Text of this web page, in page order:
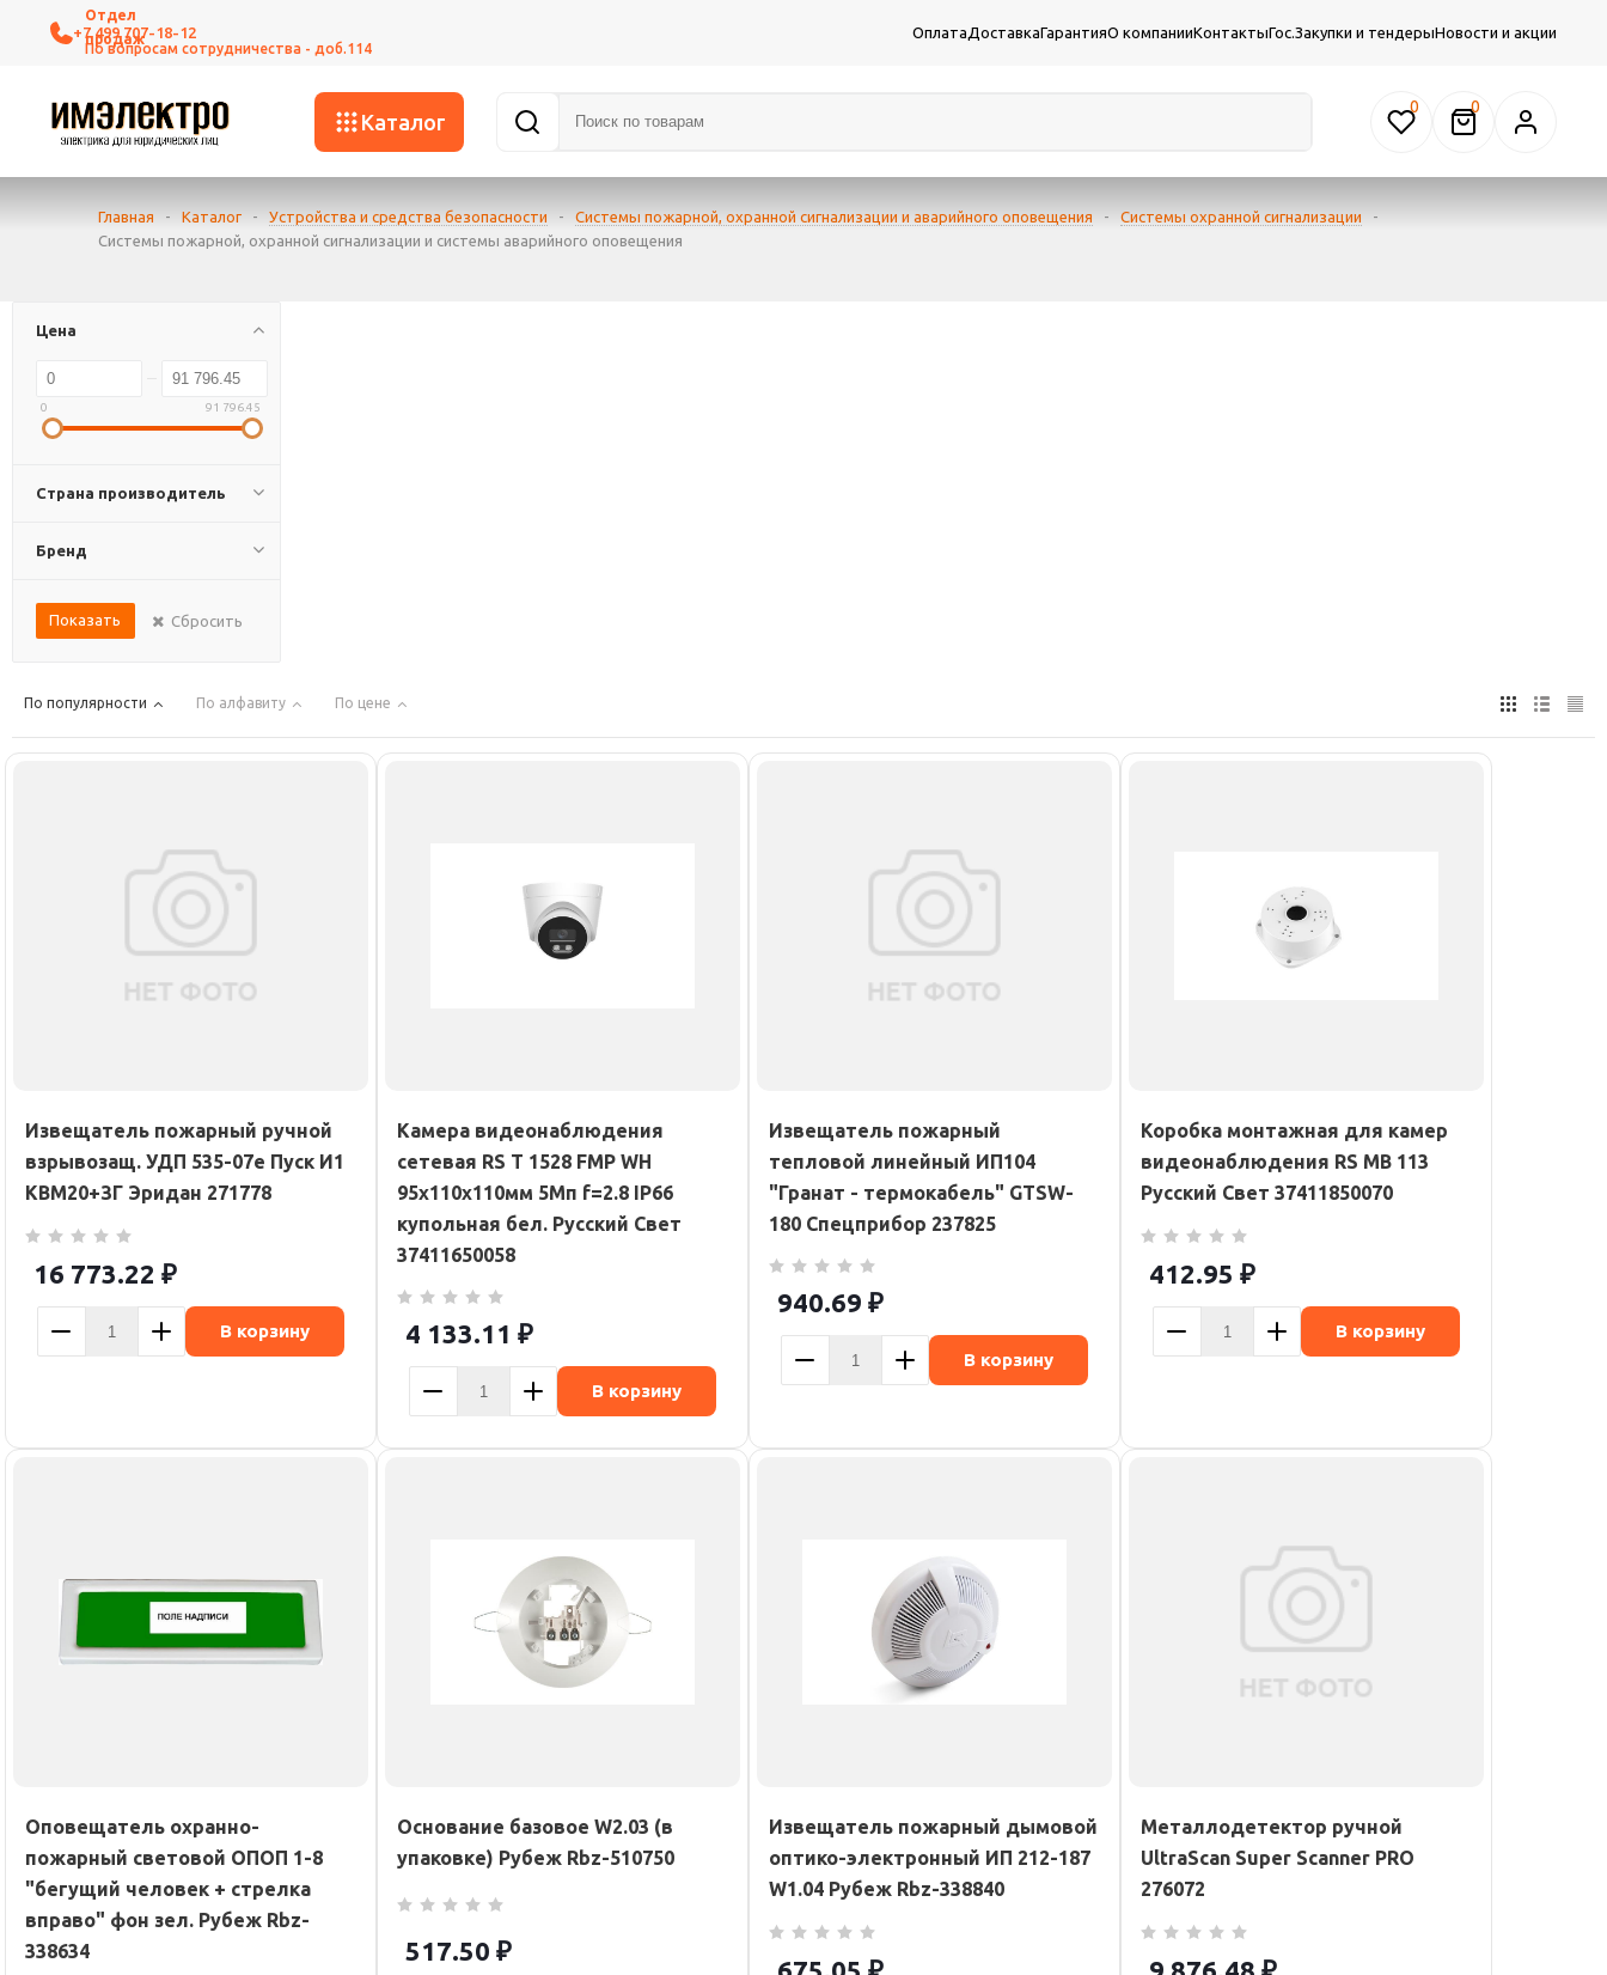
+7 499 707-18-12 ОплатаДоставкаГарантияО компанииКонтактыГос.Закупки и тендерыНовости и акции
Каталог
0
Главная - Каталог - Устройства и средства безопасности - Системы пожарной, охранной сигнализации и аварийного оповещения - Системы охранной сигнализации
-
Системы пожарной, охранной сигнализации и системы аварийного оповещения
Цена
0 91 796.45
Страна производитель
Бренд
Показать Сбросить
По популярности По алфавиту По цене
Извещатель пожарный ручной
взрывозащ. УДП 535-07е Пуск И1
КВМ20+ЗГ Эридан 271778
16 773.22 ₽
В корзину
Камера видеонаблюдения
сетевая RS T 1528 FMP WH
95х110х110мм 5Мп f=2.8 IP66
купольная бел. Русский Свет
37411650058
4 133.11 ₽
В корзину
Извещатель пожарный
тепловой линейный ИП104
"Гранат - термокабель" GTSW-
180 Спецприбор 237825
940.69 ₽
В корзину
Коробка монтажная для камер
видеонаблюдения RS MB 113
Русский Свет 37411850070
412.95 ₽
В корзину
Оповещатель охранно-
пожарный световой ОПОП 1-8
"бегущий человек + стрелка
вправо" фон зел. Рубеж Rbz-
338634
Основание базовое W2.03 (в
упаковке) Рубеж Rbz-510750
517.50 ₽
Извещатель пожарный дымовой
оптико-электронный ИП 212-187
W1.04 Рубеж Rbz-338840
Металлодетектор ручной
UltraScan Super Scanner PRO
276072